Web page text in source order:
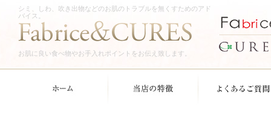
シミ、しわ、吹き出物などのお肌のトラブルを無くすためのアド
バイス。
お肌に良い食べ物やお手入れポイントをお伝え致します。